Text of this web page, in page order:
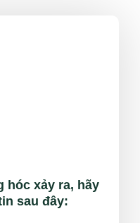
hóc xảy ra, hãy
sau đây: